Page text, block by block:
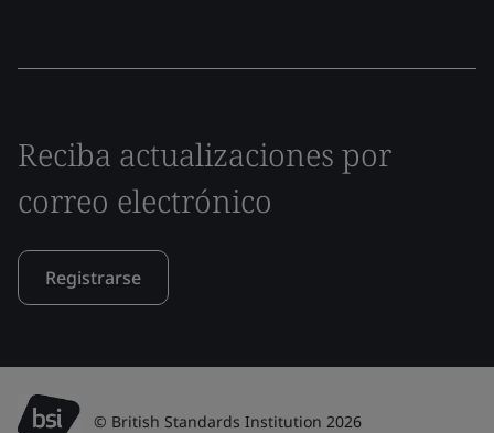
Reciba actualizaciones por
correo electrónico
Registrarse
© British Standards Institution 2026